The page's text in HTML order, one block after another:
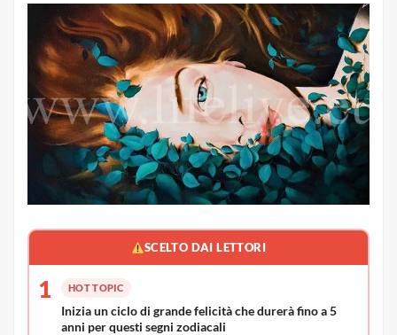
SCELTO DAI LETTORI
1 HOT TOPIC
Inizia un ciclo di grande felicità che durerà fino a 5
anni per questi segni zodiacali